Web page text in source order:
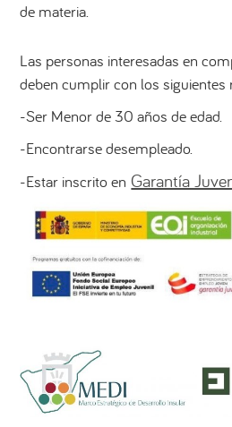
de materia.
Las personas interesadas en
deben cumplir con los siguientes
-Ser Menor de 30 años de edad.
-Encontrarse desempleado.
-Estar inscrito en Garantía